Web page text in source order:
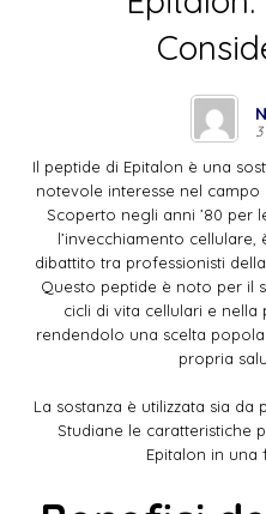
Il peptide di Epitalon è una
notevole interesse nel campo
Scoperto negli anni ’80 per
l’invecchiamento
dibattito tra professionisti
Questo peptide è noto per il
cicli di vita cellulari e
rendendolo una scelta
propria
La sostanza è utilizzata sia da
Studiane le caratteristiche
Epitalon in una